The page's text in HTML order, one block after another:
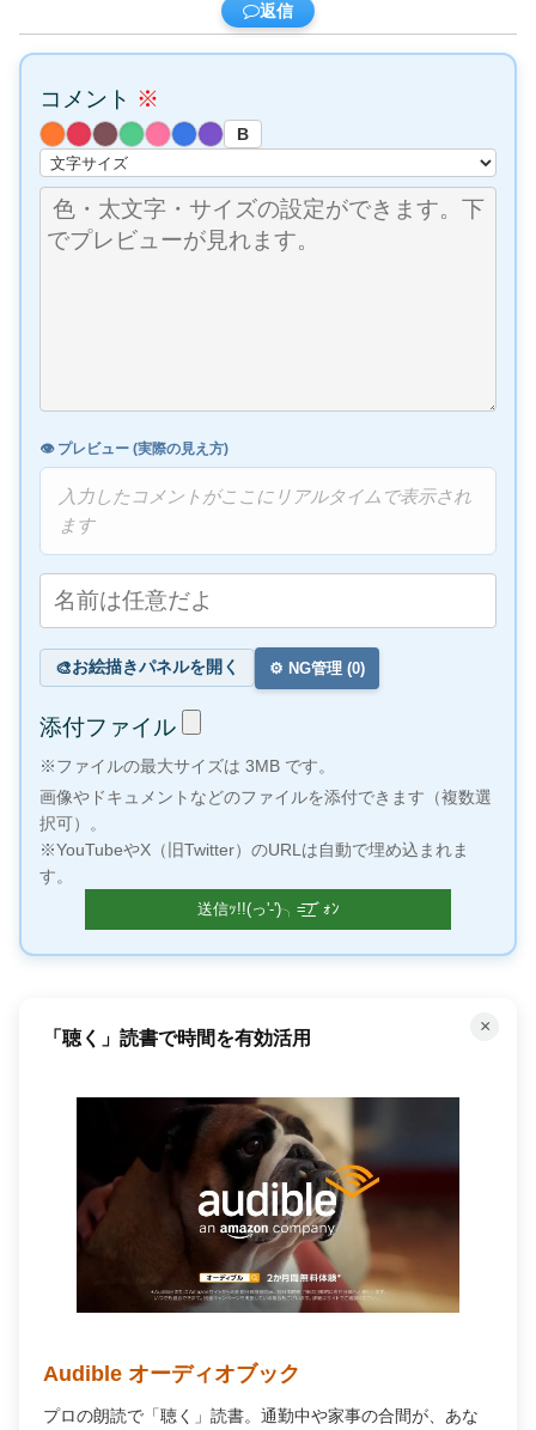
返信
コメント ※
B
👁️ プレビュー (実際の見え方)
入力したコメントがここにリアルタイムで表示され
ます
🎨お絵描きパネルを開く ⚙️ NG管理 (0)
添付ファイル
※ファイルの最大サイズは 3MB です。
画像やドキュメントなどのファイルを添付できます（複数選
択可）。
※YouTubeやX（旧Twitter）のURLは自動で埋め込まれま
す。
×
「聴く」読書で時間を有効活用
Audible オーディオブック
プロの朗読で「聴く」読書。通勤中や家事の合間が、あな